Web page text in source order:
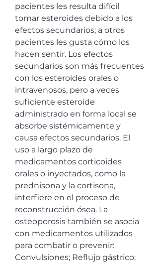
pacientes les resulta difícil
tomar esteroides debido a los
efectos secundarios; a otros
pacientes les gusta cómo los
hacen sentir. Los efectos
secundarios son más frecuentes
con los esteroides orales o
intravenosos, pero a veces
suficiente esteroide
administrado en forma local se
absorbe sistémicamente y
causa efectos secundarios. El
uso a largo plazo de
medicamentos corticoides
orales o inyectados, como la
prednisona y la cortisona,
interfiere en el proceso de
reconstrucción ósea. La
osteoporosis también se asocia
con medicamentos utilizados
para combatir o prevenir:
Convulsiones; Reflujo gástrico;